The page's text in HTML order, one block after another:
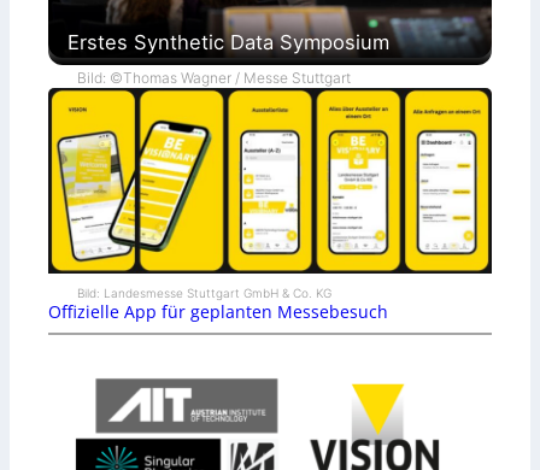
Erstes Synthetic Data Symposium
Bild: ©Thomas Wagner / Messe Stuttgart
Bild: Landesmesse Stuttgart GmbH & Co. KG
Offizielle App für geplanten Messebesuch